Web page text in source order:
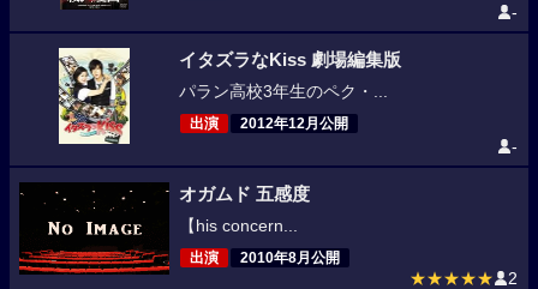
-
イタズラなKiss 劇場編集版
パラン高校3年生のペク・...
出演 2012年12月公開
-
オガムド 五感度
【his concern...
出演 2010年8月公開
★★★★★ 2